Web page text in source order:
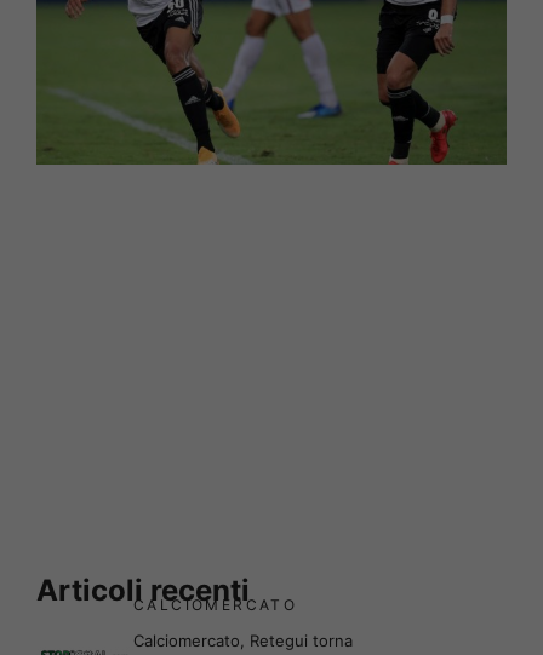
Articoli recenti
CALCIOMERCATO
Calciomercato, Retegui torna